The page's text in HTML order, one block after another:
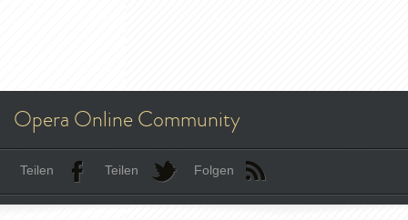
Opera Online Community
Teilen Teilen Folgen